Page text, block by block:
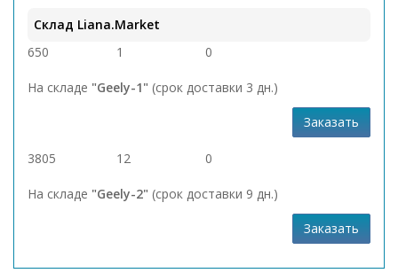
Склад Liana.Market
650
1 0
На складе "Geely-1" (срок доставки 3 дн.)
Заказать
3805 12 0
На складе "Geely-2" (срок доставки 9 дн.)
Заказать